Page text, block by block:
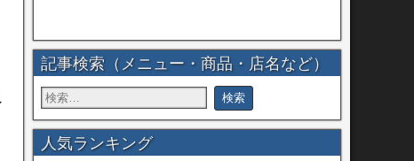
記事検索（メニュー・商品・店名など）
人気ランキング